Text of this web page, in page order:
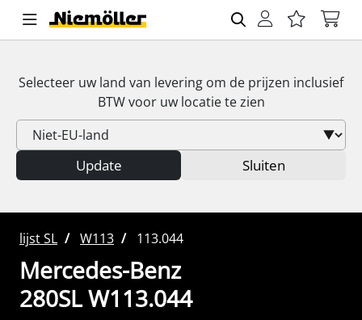
Selecteer uw land van levering om de prijzen inclusief
BTWvoor uw locatie te zien
Update Sluiten
lijst SL W113 113.044
Mercedes-Benz
280SL W113.044